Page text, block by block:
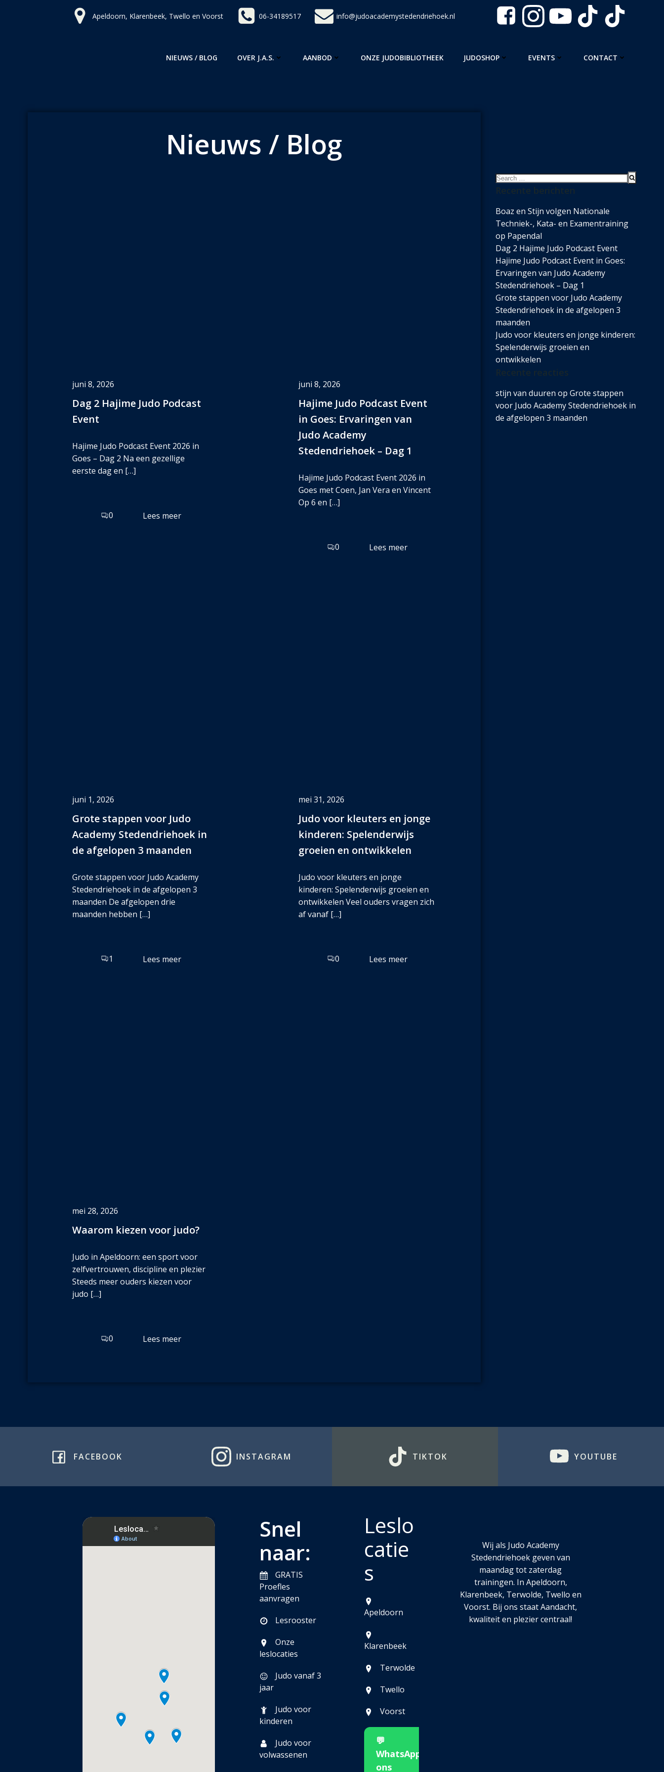
Apeldoorn, Klarenbeek, Twello en Voorst 06-34189517 info@judoacademystedendriehoek.nl
NIEUWS / BLOG OVER J.A.S. AANBOD ONZE JUDOBIBLIOTHEEK JUDOSHOP EVENTS CONTACT
Nieuws / Blog
juni 8, 2026
Dag 2 Hajime Judo Podcast
Event
Hajime Judo Podcast Event 2026 in
Goes – Dag 2 Na een gezellige
eerste dag en […]
0 Lees meer
juni 8, 2026
Hajime Judo Podcast Event
in Goes: Ervaringen van
Judo Academy
Stedendriehoek – Dag 1
Hajime Judo Podcast Event 2026 in
Goes met Coen, Jan Vera en Vincent
Op 6 en […]
0 Lees meer
juni 1, 2026
Grote stappen voor Judo
Academy Stedendriehoek in
de afgelopen 3 maanden
Grote stappen voor Judo Academy
Stedendriehoek in de afgelopen 3
maanden De afgelopen drie
maanden hebben […]
1 Lees meer
mei 31, 2026
Judo voor kleuters en jonge
kinderen: Spelenderwijs
groeien en ontwikkelen
Judo voor kleuters en jonge
kinderen: Spelenderwijs groeien en
ontwikkelen Veel ouders vragen zich
af vanaf […]
0 Lees meer
mei 28, 2026
Waarom kiezen voor judo?
Judo in Apeldoorn: een sport voor
zelfvertrouwen, discipline en plezier
Steeds meer ouders kiezen voor
judo […]
0 Lees meer
Search
Boaz en Stijn volgen Nationale
Techniek-, Kata- en Examentraining
op Papendal
Dag 2 Hajime Judo Podcast Event
Hajime Judo Podcast Event in Goes:
Ervaringen van Judo Academy
Stedendriehoek – Dag 1
Grote stappen voor Judo Academy
Stedendriehoek in de afgelopen 3
maanden
Judo voor kleuters en jonge kinderen:
Spelenderwijs groeien en
ontwikkelen
stijn van duuren op Grote stappen
voor Judo Academy Stedendriehoek in
de afgelopen 3 maanden
FACEBOOK INSTAGRAM TIKTOK YOUTUBE
Snel
naar:
GRATIS
Proefles
aanvragen
Lesrooster
Onze
leslocaties
Judo vanaf 3
jaar
Judo voor
kinderen
Judo voor
volwassenen
Leslo
catie
s
Apeldoorn
Klarenbeek
Terwolde
Twello
Voorst
💬
WhatsApp
ons
Wij als Judo Academy
Stedendriehoek geven van
maandag tot zaterdag
trainingen. In Apeldoorn,
Klarenbeek, Terwolde, Twello en
Voorst. Bij ons staat Aandacht,
kwaliteit en plezier centraal!